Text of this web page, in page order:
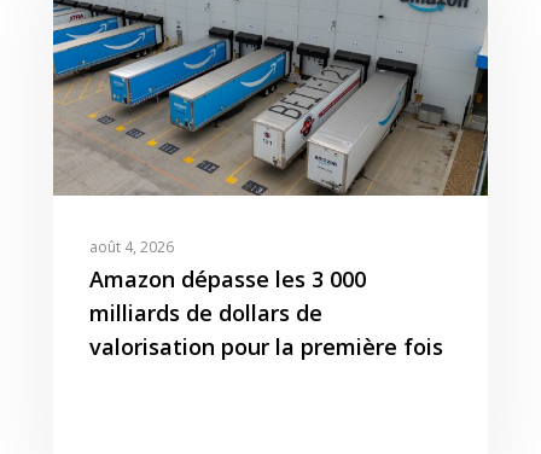
août 4, 2026
Amazon dépasse les 3 000
milliards de dollars de
valorisation pour la première fois